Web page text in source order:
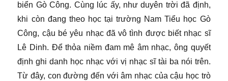
biển Gò Công. Cùng lúc ấy, như duyên trời đã định,
khi còn đang theo học tại trường Nam Tiểu học Gò
Công, cậu bé yêu nhạc đã vô tình được biết nhạc sĩ
Lê Dinh. Để thỏa niềm đam mê âm nhạc, ông quyết
định ghi danh học nhạc với vị nhạc sĩ tài ba nói trên.
Từ đây, con đường đến với âm nhạc của cậu học trò